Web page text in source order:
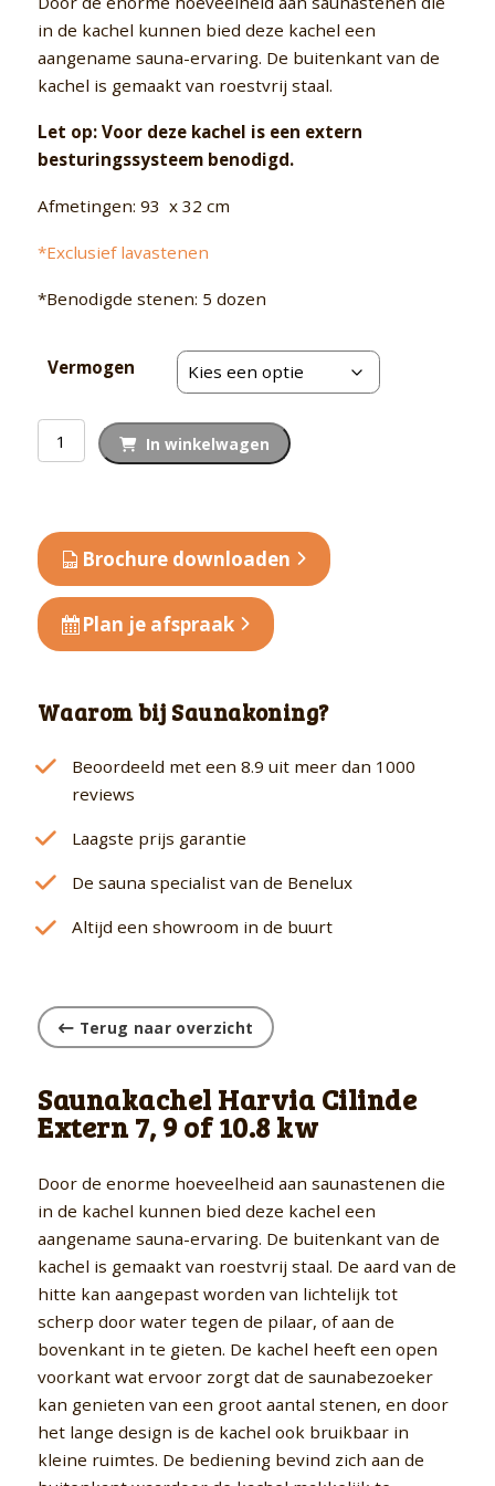
in de kachel kunnen bied deze kachel een
aangename sauna-ervaring. De buitenkant van de
kachel is gemaakt van roestvrij staal.
Let op: Voor deze kachel is een extern
besturingssysteem benodigd.
Afmetingen: 93 x 32 cm
*Exclusief lavastenen
*Benodigde stenen: 5 dozen
Vermogen
Saunakachel
Harvia
7,
9
of
10.8
kW
In winkelwagen
Brochure downloaden
Plan je afspraak
Waarom bij Saunakoning?
Beoordeeld met een 8.9 uit meer dan 1000
reviews
Laagste prijs garantie
De sauna specialist van de Benelux
Altijd een showroom in de buurt
Terug naar overzicht
Saunakachel Harvia Cilinde
Extern 7, 9 of 10.8 kw
Door de enorme hoeveelheid aan saunastenen die
in de kachel kunnen bied deze kachel een
aangename sauna-ervaring. De buitenkant van de
kachel is gemaakt van roestvrij staal. De aard van de
hitte kan aangepast worden van lichtelijk tot
scherp door water tegen de pilaar, of aan de
bovenkant in te gieten. De kachel heeft een open
voorkant wat ervoor zorgt dat de saunabezoeker
kan genieten van een groot aantal stenen, en door
het lange design is de kachel ook bruikbaar in
kleine ruimtes. De bediening bevind zich aan de